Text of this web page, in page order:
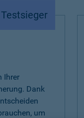
Ihrer
Dank
um